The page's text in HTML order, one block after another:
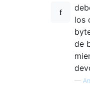
los
de
—